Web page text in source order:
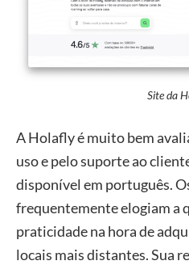
Site da
A Holafly é muito bem
uso e pelo suporte ao
disponível em português.
frequentemente elogiam a
praticidade na hora de
locais mais distantes. Sua